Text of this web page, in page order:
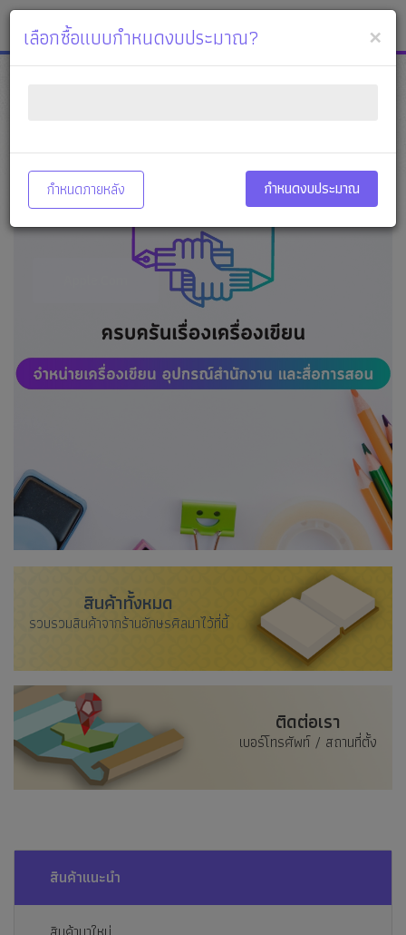
หจก.อักษรศีล เมนู
สินค้าทั้งหมด
รวบรวมสินค้าจากร้านอักษรศิลมาไว้ที่นี้
ติดต่อเรา
เบอร์โทรศัพท์ / สถานที่ตั้ง
สินค้าแนะนำ
เลือกซื้อแบบกำหนดงบประมาณ? ×
กำหนดภายหลัง กำหนดงบประมาณ